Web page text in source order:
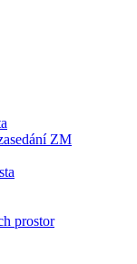
ZM
prostor